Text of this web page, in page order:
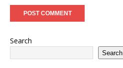
Search
Search